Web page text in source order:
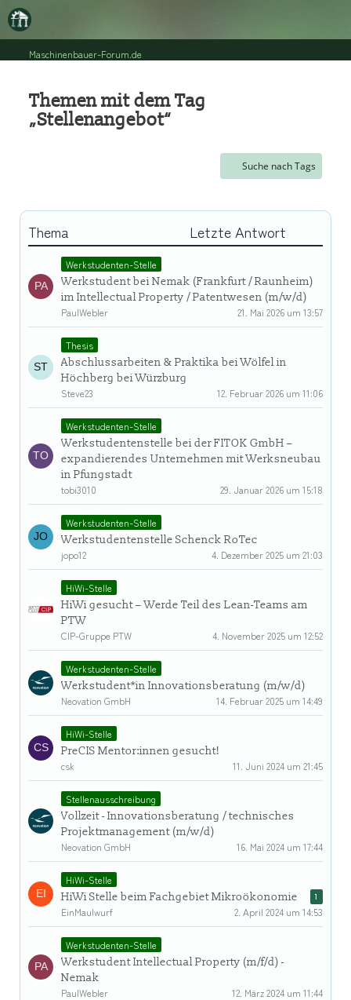
Maschinenbauer-Forum.de
Themen mit dem Tag
„Stellenangebot“
Suche nach Tags
Thema Letzte Antwort
Werkstudenten-Stelle
Werkstudent bei Nemak (Frankfurt / Raunheim)
im Intellectual Property / Patentwesen (m/w/d)
PaulWebler
21. Mai 2026 um 13:57
Thesis
Abschlussarbeiten & Praktika bei Wölfel in
Höchberg bei Würzburg
Steve23
12. Februar 2026 um 11:06
Werkstudenten-Stelle
Werkstudentenstelle bei der FITOK GmbH –
expandierendes Unternehmen mit Werksneubau
in Pfungstadt
tobi3010
29. Januar 2026 um 15:18
Werkstudenten-Stelle
Werkstudentenstelle Schenck RoTec
jopo12
4. Dezember 2025 um 21:03
HiWi-Stelle
HiWi gesucht – Werde Teil des Lean-Teams am
PTW
CIP-Gruppe PTW
4. November 2025 um 12:52
Werkstudenten-Stelle
Werkstudent*in Innovationsberatung (m/w/d)
Neovation GmbH
14. Februar 2025 um 14:49
HiWi-Stelle
PreCIS Mentor:innen gesucht!
csk
11. Juni 2024 um 21:45
Stellenausschreibung
Vollzeit - Innovationsberatung / technisches
Projektmanagement (m/w/d)
Neovation GmbH
16. Mai 2024 um 17:44
HiWi-Stelle
HiWi Stelle beim Fachgebiet Mikroökonomie
1
EinMaulwurf 2. April 2024 um 14:53
Werkstudenten-Stelle
Werkstudent Intellectual Property (m/f/d) -
Nemak
PaulWebler
12. März 2024 um 11:44